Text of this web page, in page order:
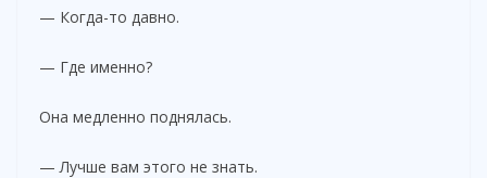
— Когда-то давно.
— Где именно?
Она медленно поднялась.
— Лучше вам этого не знать.